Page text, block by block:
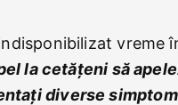
la cetățeni să
diverse